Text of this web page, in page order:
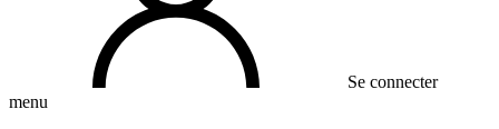
Se connecter
menu